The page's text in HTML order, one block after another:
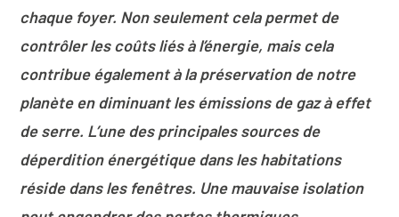
chaque foyer. Non seulement cela permet de
contrôler les coûts liés à l’énergie, mais cela
contribue également à la préservation de notre
planète en diminuant les émissions de gaz à effet
de serre. L’une des principales sources de
déperdition énergétique dans les habitations
réside dans les fenêtres. Une mauvaise isolation